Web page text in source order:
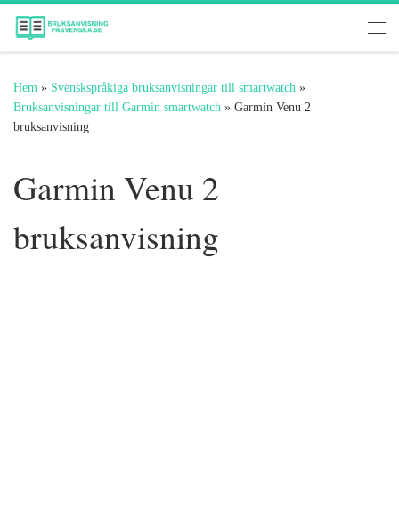
Hoppa till innehåll
Hem » Svenskspråkiga bruksanvisningar till smartwatch »
Bruksanvisningar till Garmin smartwatch » Garmin Venu 2
bruksanvisning
Garmin Venu 2
bruksanvisning